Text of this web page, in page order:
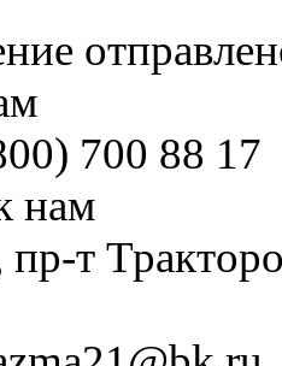
700 88 17
нам
пр-т